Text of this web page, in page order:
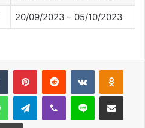
20/09/2023 – 05/10/2023
Tumblr PinterestReddit VKontakte
WhatsAppTelegramViber Line E-Posta ile
Yazdır